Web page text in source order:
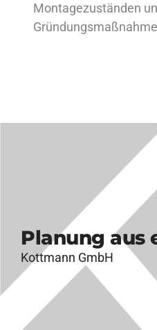
Montagezuständen
Planung aus
Kottmann GmbH